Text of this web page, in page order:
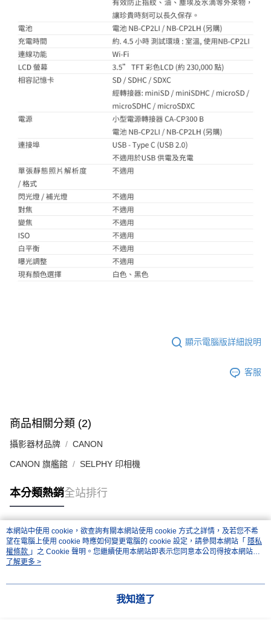
顯示電腦版詳細說明
客服
商品相關分類 (2)
攝影器材品牌 CANON
CANON 旗艦館 SELPHY 印相機
本分類熱銷全站排行
熱門標籤
本網站中使用 cookie，欲查詢有關本網站使用 cookie 方式之詳情，及若您不希
望在電腦上使用 cookie 時應如何變更電腦的 cookie 設定，請參閱本網站「 隱私
權條款 」之 Cookie 聲明。您繼續使用本網站即表示您同意本公司得按本網站使
用條款之 Cookie 聲明使用 cookie。
了解更多 >
我知道了